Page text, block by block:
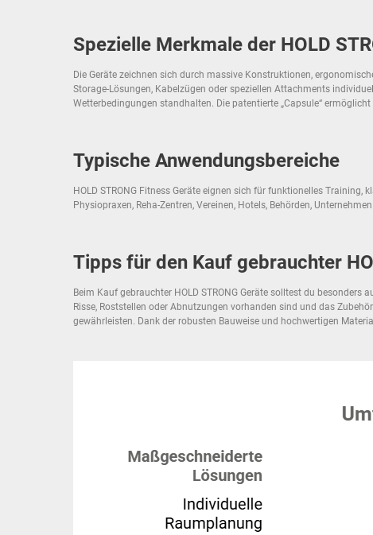
Spezielle Merkmale der HOLD
Die Geräte zeichnen sich durch massive Konstruktionen,
Storage-Lösungen, Kabelzügen oder speziellen Attachments
Wetterbedingungen standhalten. Die patentierte „Capsule“
Typische Anwendungsbereiche
HOLD STRONG Fitness Geräte eignen sich für funktionelles
Physiopraxen, Reha-Zentren, Vereinen, Hotels, Behörden,
Tipps für den Kauf gebrauchter
Beim Kauf gebrauchter HOLD STRONG Geräte solltest du
Risse, Roststellen oder Abnutzungen vorhanden sind und das
gewährleisten. Dank der robusten Bauweise und hochwertigen